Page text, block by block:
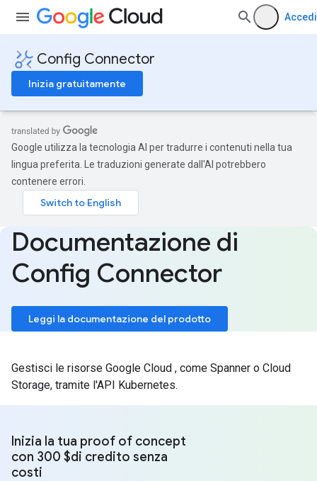
Accedi
Config Connector
Inizia gratuitamente
Google utilizza la tecnologia AI per tradurre i contenuti nella tua
lingua preferita. Le traduzioni generate dall'AI potrebbero
contenere errori.
Documentazione di
Config Connector
Leggi la documentazione del prodotto
Gestisci le risorse Google Cloud , come Spanner o Cloud
Storage, tramite l'API Kubernetes.
Inizia la tua proof of concept
con 300 $di credito senza
costi